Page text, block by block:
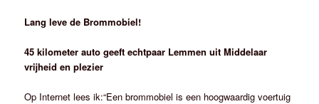
Lang leve de Brommobiel!
45 kilometer auto geeft echtpaar Lemmen uit Middelaar
vrijheid en plezier
Op Internet lees ik:“Een brommobiel is een hoogwaardig voertuig